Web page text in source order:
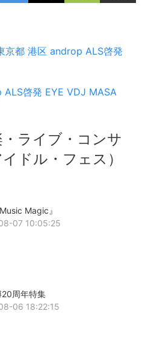
京都 港区 androp ALS啓発
ALS啓発 EYE VDJ MASA
ライブ・コンサ
ドル・フェス）
Magic』
07 10:05:25
20周年特集
06 18:22:15